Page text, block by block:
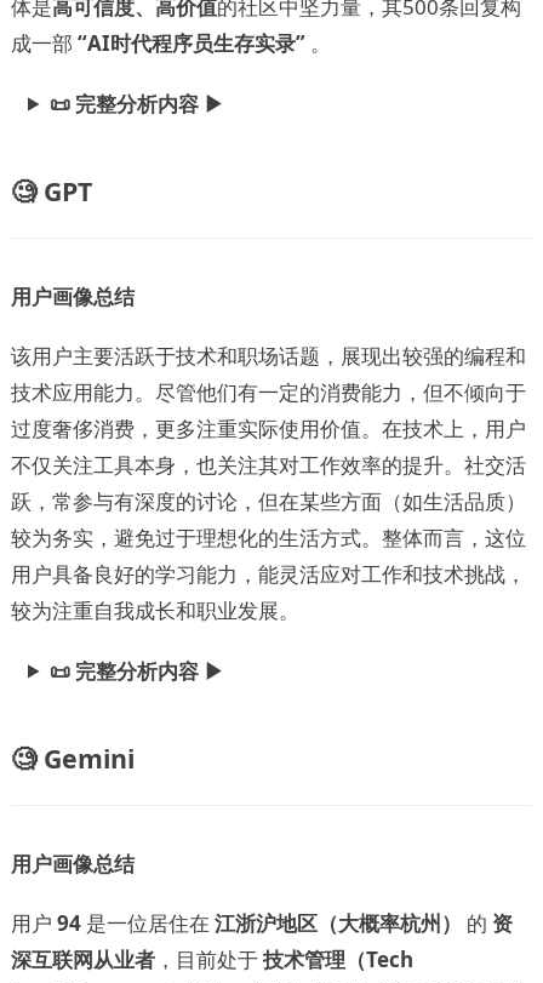
体是高可信度、高价值的社区中坚力量，其500条回复构
成一部 “AI时代程序员生存实录”。
📜 完整分析内容 ▶
🧐 GPT
用户画像总结
该用户主要活跃于技术和职场话题，展现出较强的编程和
技术应用能力。尽管他们有一定的消费能力，但不倾向于
过度奢侈消费，更多注重实际使用价值。在技术上，用户
不仅关注工具本身，也关注其对工作效率的提升。社交活
跃，常参与有深度的讨论，但在某些方面（如生活品质）
较为务实，避免过于理想化的生活方式。整体而言，这位
用户具备良好的学习能力，能灵活应对工作和技术挑战，
较为注重自我成长和职业发展。
📜 完整分析内容 ▶
🧐 Gemini
用户画像总结
用户 94是一位居住在 江浙沪地区（大概率杭州） 的 资
深互联网从业者，目前处于技术管理（Tech